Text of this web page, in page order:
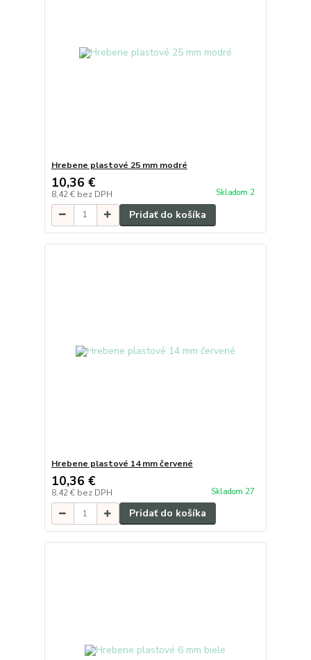
Hrebene plastové 25 mm modré
10,36 €
8,42 € bez DPH Skladom 2
Pridať do košíka
Hrebene plastové 14 mm červené
10,36 €
8,42 € bez DPH Skladom 27
Pridať do košíka